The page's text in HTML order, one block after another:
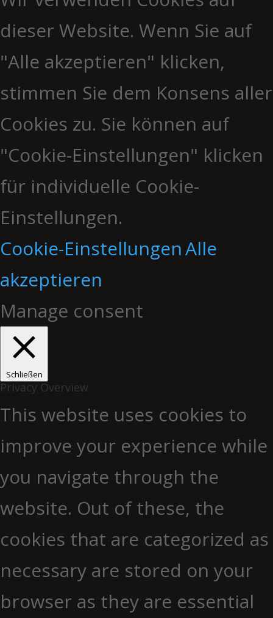
dieser Website. Wenn Sie auf
"Alle akzeptieren" klicken,
stimmen Sie dem Konsens aller
Cookies zu. Sie können auf
"Cookie-Einstellungen" klicken
für individuelle Cookie-
Einstellungen.
Cookie-EinstellungenAlle
akzeptieren
Manage consent
Schließen
Privacy Overview
This website uses cookies to
improve your experience while
you navigate through the
website. Out of these, the
cookies that are categorized as
necessary are stored on your
browser as they are essential